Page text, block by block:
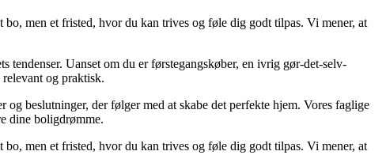
men et fristed, hvor du kan trives og føle dig godt tilpas. Vi mener, at
Uanset om du er førstegangskøber, en ivrig gør-det-selv-
og praktisk.
beslutninger, der følger med at skabe det perfekte hjem. Vores faglige
dine boligdrømme.
men et fristed, hvor du kan trives og føle dig godt tilpas. Vi mener, at